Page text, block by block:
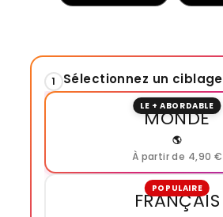
1 Sélectionnez un ciblage
LE + ABORDABLE
MONDE
🌎
À partir de 4,90 €
POPULAIRE
FRANÇAIS